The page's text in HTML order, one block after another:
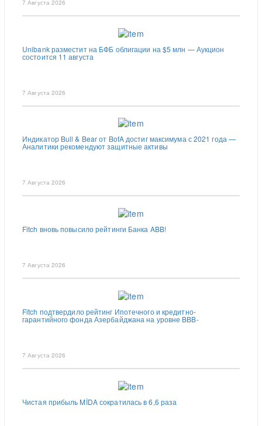
7 Августа 2026
Unibank разместит на БФБ облигации на $5 млн — Аукцион
состоится 11 августа
7 Августа 2026
Индикатор Bull & Bear от BofA достиг максимума с 2021 года —
Аналитики рекомендуют защитные активы
7 Августа 2026
Fitch вновь повысило рейтинги Банка ABB!
7 Августа 2026
Fitch подтвердило рейтинг Ипотечного и кредитно-
гарантийного фонда Азербайджана на уровне BBB-
7 Августа 2026
Чистая прибыль MİDA сократилась в 6,6 раза